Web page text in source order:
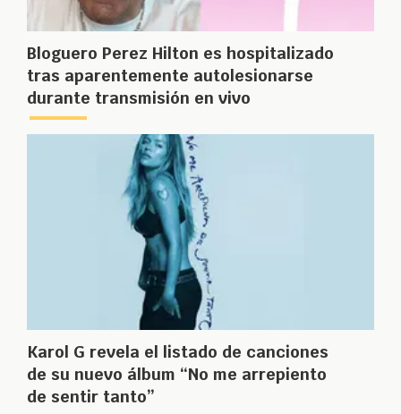
Bloguero Perez Hilton es hospitalizado
tras aparentemente autolesionarse
durante transmisión en vivo
Karol G revela el listado de canciones
de su nuevo álbum “No me arrepiento
de sentir tanto”